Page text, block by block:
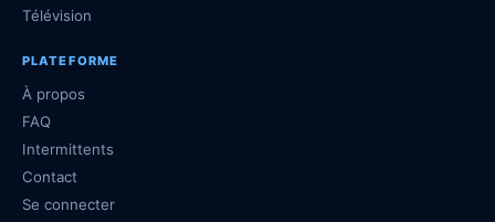
Télévision
PLATEFORME
À propos
FAQ
Intermittents
Contact
Se connecter